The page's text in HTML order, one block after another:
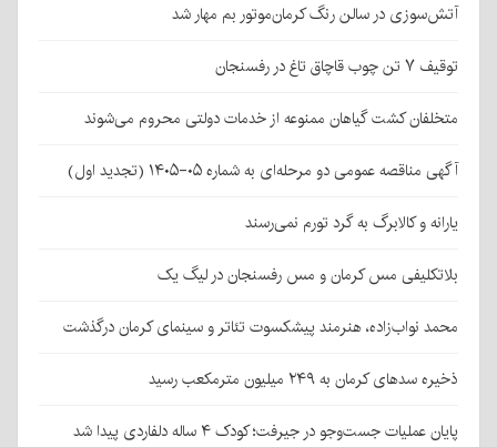
آتش‌سوزی در سالن رنگ کرمان‌موتور بم مهار شد
توقیف ۷ تن چوب قاچاق تاغ در رفسنجان
متخلفان کشت گیاهان ممنوعه از خدمات دولتی محروم می‌شوند
آگهی مناقصه عمومی دو مرحله‌ای به شماره ۰۵-۱۴۰۵ (تجدید اول)
یارانه و کالابرگ به گرد تورم نمی‌رسند
بلاتکلیفی مس کرمان و مس رفسنجان در لیگ یک
محمد نواب‌زاده، هنرمند پیشکسوت تئاتر و سینمای کرمان درگذشت
ذخیره سدهای کرمان به ۲۴۹ میلیون مترمکعب رسید
پایان عملیات جست‌وجو در جیرفت؛ کودک ۴ ساله دلفاردی پیدا شد